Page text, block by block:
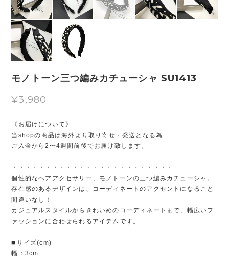
モノトーン三つ編みカチューシャ SU1413
¥3,980
《お届けについて》
当shopの商品は海外より取り寄せ・発送となる為
ご入金から2〜4週間前後でお届け致します。
・・・・・・・・・・・・・・・・・・・・・・・・
個性的なヘアアクセサリー、モノトーンの三つ編みカチューシャ。
存在感のあるデザインは、コーディネートのアクセントになること
間違いなし！
カジュアルスタイルからきれいめのコーディネートまで、幅広いフ
ァッションに合わせられるアイテムです。
◼️サイズ(cm)
幅：3cm